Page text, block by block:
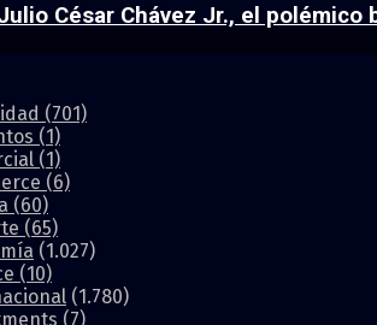
César Chávez Jr., el polémico
(701)
(1)
(1)
(6)
(60)
(65)
(1.027)
(10)
(1.780)
(7)